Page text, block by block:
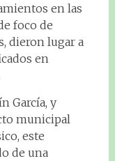
en las
foco de
dieron lugar a
en
García, y
municipal
este
de una